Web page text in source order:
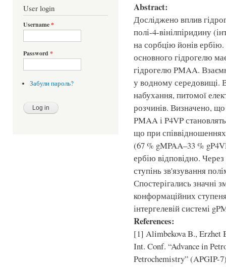
User login
Username*
Password *
Забули пароль?
Abstract:
Досліджено вплив
полі-4-вінілпіридину
на сорбцію йонів
основного гідрогелю
гідрогелю PMAA.
у водному середовищі.
набухання, питомої
розчинів. Визначено, що
PMAA і P4VP
що при
(67 % gMPAA–33 %
ербію відповідно.
ступінь зв'язування
Спостерігались значні
конформаційних
інтергелевій системі
References:
[1] Alimbekova B., Erzhet
Int. Conf. “Advance in
Petrochemistry” (APGIP-